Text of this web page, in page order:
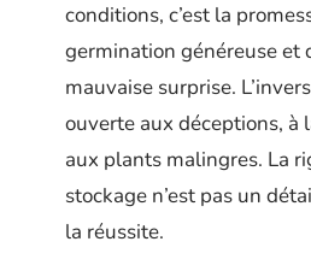
conditions, c’est la
germination généreuse et
mauvaise surprise.
ouverte aux déceptions, à
aux plants malingres. La
stockage n’est pas un
la réussite.